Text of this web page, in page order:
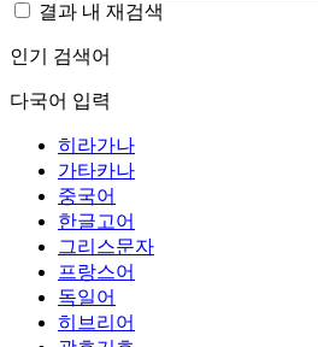
결과 내 재검색
인기 검색어
다국어 입력
히라가나
가타카나
중국어
한글고어
그리스문자
프랑스어
독일어
히브리어